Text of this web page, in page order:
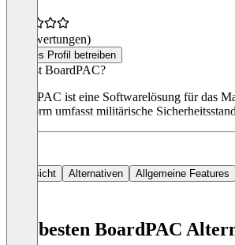
(0 Bewertungen)
Dieses Profil betreiben
Was ist BoardPAC?
BoardPAC ist eine Softwarelösung für das
Plattform umfasst militärische
Übersicht Alternativen Allgemeine Features
Die besten BoardPAC